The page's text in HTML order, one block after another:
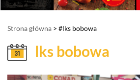
Strona główna > #lks bobowa
lks bobowa